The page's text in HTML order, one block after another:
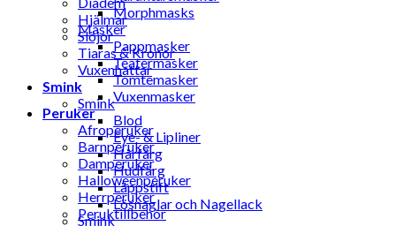
Hjälmar
Slöjor
Tiaras & Kronor
Vuxenhattar
Smink
Smink
Blod
Eye- & Lipliner
Hårfärg
Hudfärg
Läppstift
Lösnaglar och Nagellack
Smink
Morphmasks
Masker
Pappmasker
Teatermasker
Tomtemasker
Vuxenmasker
Peruker
Afroperuker
Barnperuker
Damperuker
Halloweenperuker
Herrperuker
Peruktillbehör